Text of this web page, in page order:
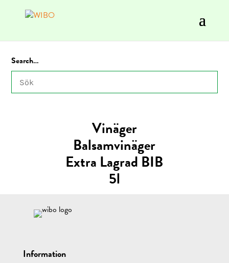
Vinäger
Balsamvinäger
Extra Lagrad BIB
5l
Search…
Information